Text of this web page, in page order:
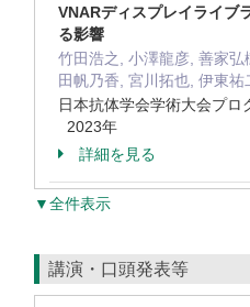
VNARディスプレイライブ
る影響
竹田浩之, 小澤龍彦, 善家
田帆乃香, 宮川拓也, 伊東祐
日本抗体学会学術大会プ
2023年
詳細を見る
▼全件表示
講演・口頭発表等